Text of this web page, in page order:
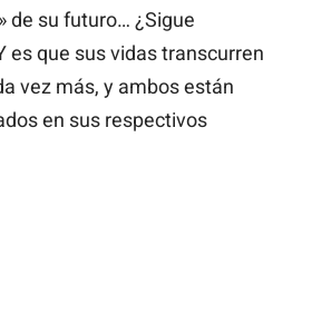
» de su futuro… ¿Sigue
es que sus vidas transcurren
vez más, y ambos están
en sus respectivos